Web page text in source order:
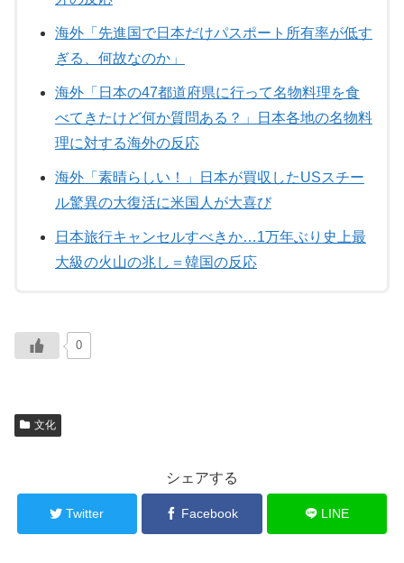
海外「先進国で日本だけパスポート所有率が低す
ぎる、何故なのか」
海外「日本の47都道府県に行って名物料理を食
べてきたけど何か質問ある？」日本各地の名物料
理に対する海外の反応
海外「素晴らしい！」日本が買収したUSスチー
ル驚異の大復活に米国人が大喜び
日本旅行キャンセルすべきか…1万年ぶり史上最
大級の火山の兆し＝韓国の反応
0
文化
シェアする
Twitter Facebook LINE